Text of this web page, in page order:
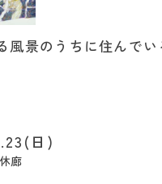
風景のうちに住んでい
日)
廊